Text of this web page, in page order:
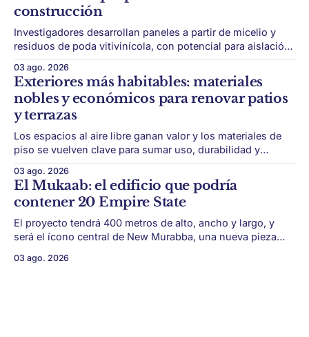
construcción
Investigadores desarrollan paneles a partir de micelio y
residuos de poda vitivinícola, con potencial para aislación
puede convertir un residuo vitivinícola en un material de
construcción. El desarrollo parte de restos de poda de vid
y micelio, la parte vegetativa de los
03 ago. 2026
Exteriores más habitables: materiales
nobles y económicos para renovar patios
y terrazas
Los espacios al aire libre ganan valor y los materiales de
piso se vuelven clave para sumar uso, durabilidad y
y terrazas se volvieron protagonistas de la vivienda.
Después de años en los que el exterior era visto como un
plus,
03 ago. 2026
El Mukaab: el edificio que podría
contener 20 Empire State
El proyecto tendrá 400 metros de alto, ancho y largo, y
será el ícono central de New Murabba, una nueva pieza
avanza con una de las obras más ambiciosas del
03 ago. 2026